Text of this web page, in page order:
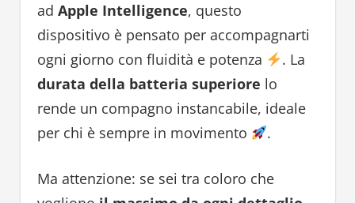
ad Apple Intelligence, questo
dispositivo è pensato per accompagnarti
ogni giorno con fluidità e potenza
. La
durata della batteria superiore lo
rende un compagno instancabile, ideale
per chi è sempre in movimento
.
Ma attenzione: se sei tra coloro che